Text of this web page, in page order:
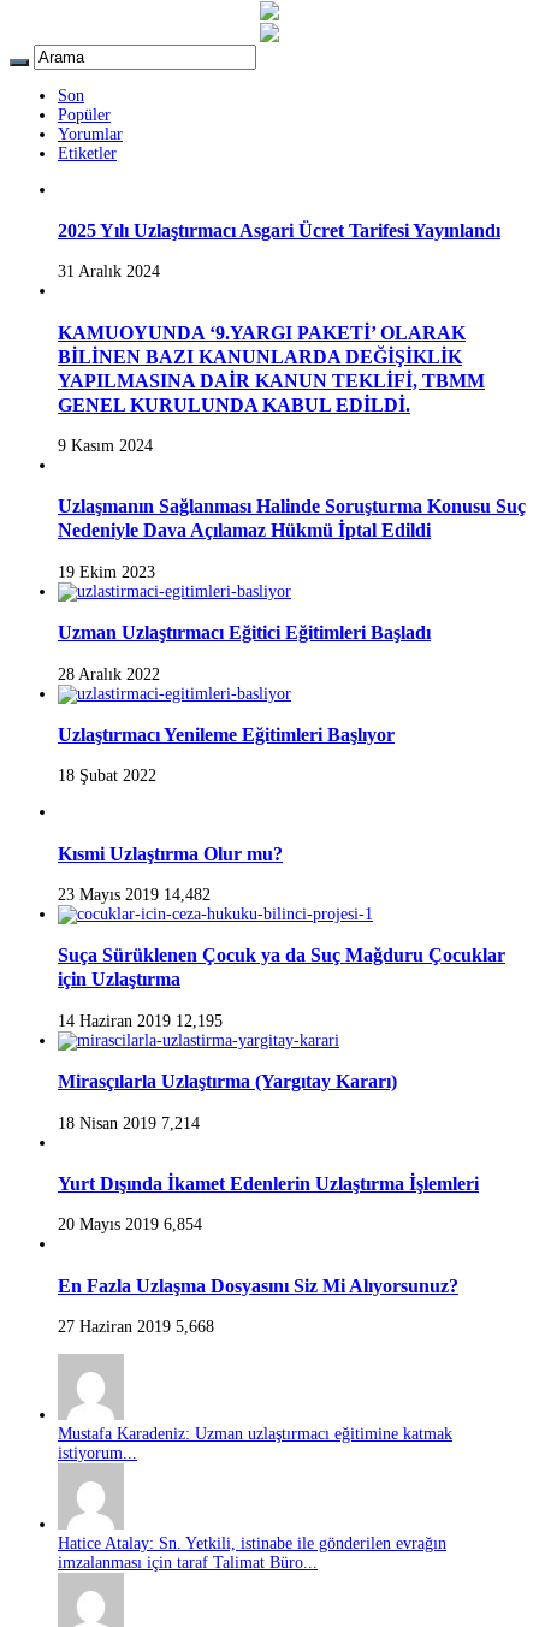
Son
Popüler
Yorumlar
Etiketler
2025 Yılı Uzlaştırmacı Asgari Ücret Tarifesi Yayınlandı
31 Aralık 2024
KAMUOYUNDA ‘9.YARGI PAKETİ’ OLARAK
BİLİNEN BAZI KANUNLARDA DEĞİŞİKLİK
YAPILMASINA DAİR KANUN TEKLİFİ, TBMM
GENEL KURULUNDA KABUL EDİLDİ.
9 Kasım 2024
Uzlaşmanın Sağlanması Halinde Soruşturma Konusu Suç
Nedeniyle Dava Açılamaz Hükmü İptal Edildi
19 Ekim 2023
Uzman Uzlaştırmacı Eğitici Eğitimleri Başladı
28 Aralık 2022
Uzlaştırmacı Yenileme Eğitimleri Başlıyor
18 Şubat 2022
Kısmi Uzlaştırma Olur mu?
23 Mayıs 2019 14,482
Suça Sürüklenen Çocuk ya da Suç Mağduru Çocuklar
için Uzlaştırma
14 Haziran 2019 12,195
Mirasçılarla Uzlaştırma (Yargıtay Kararı)
18 Nisan 2019 7,214
Yurt Dışında İkamet Edenlerin Uzlaştırma İşlemleri
20 Mayıs 2019 6,854
En Fazla Uzlaşma Dosyasını Siz Mi Alıyorsunuz?
27 Haziran 2019 5,668
Mustafa Karadeniz: Uzman uzlaştırmacı eğitimine katmak
istiyorum...
Hatice Atalay: Sn. Yetkili, istinabe ile gönderilen evrağın
imzalanması için taraf Talimat Büro...